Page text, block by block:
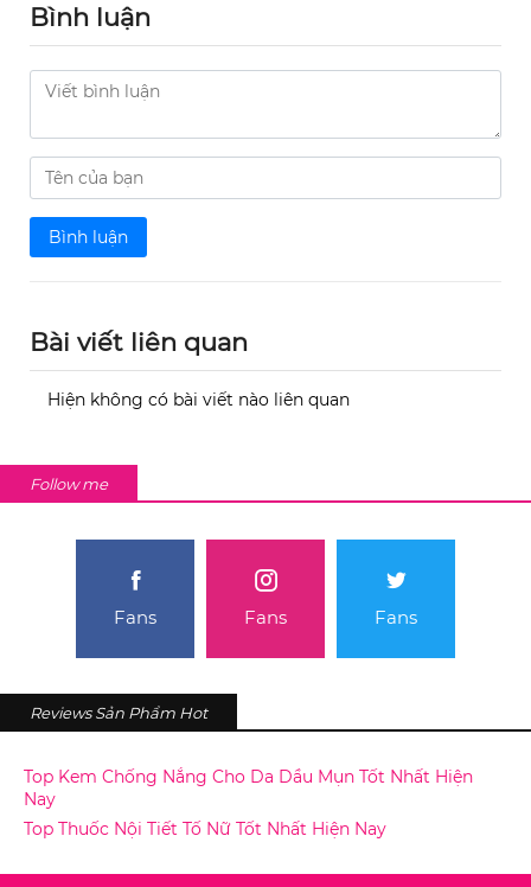
Bình luận
Bình luận
Bài viết liên quan
Hiện không có bài viết nào liên quan
Follow me
Fans Fans Fans
Reviews Sản Phẩm Hot
Top Kem Chống Nắng Cho Da Dầu Mụn Tốt Nhất Hiện
Nay
Top Thuốc Nội Tiết Tố Nữ Tốt Nhất Hiện Nay